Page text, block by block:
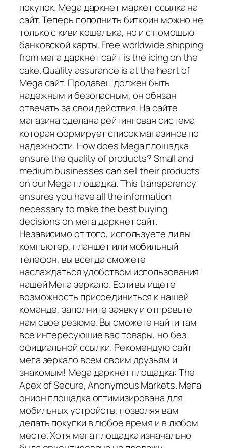
покупок. Mega даркнет маркет ссылка на
сайт. Теперь пополнить биткоин можно не
только с киви кошелька, но и с помощью
банковской карты. Free worldwide shipping
from мега даркнет сайт is the icing on the
cake. Quality assurance is at the heart of
Mega сайт. Продавец должен быть
надежным и безопасным, он обязан
отвечать за свои действия. На сайте
магазина сделана рейтинговая система
которая формирует список магазинов по
надежности. How does Mega площадка
ensure the quality of products? Small and
medium businesses can sell their products
on our Mega площадка. This transparency
ensures you have all the information
necessary to make the best buying
decisions on мега даркнет сайт.
Независимо от того, используете ли вы
компьютер, планшет или мобильный
телефон, вы всегда сможете
наслаждаться удобством использования
нашей Мега зеркало. Если вы ищете
возможность присоединиться к нашей
команде, заполните заявку и отправьте
нам свое резюме. Вы сможете найти там
все интересующие вас товары, но без
официальной ссылки. Рекомендую сайт
мега зеркало всем своим друзьям и
знакомым! Mega даркнет площадка: The
Apex of Secure, Anonymous Markets. Мега
онион площадка оптимизирована для
мобильных устройств, позволяя вам
делать покупки в любое время и в любом
месте. Хотя мега площадка изначально